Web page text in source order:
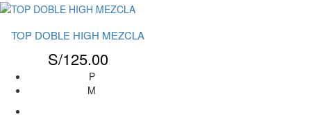
TOP DOBLE HIGH MEZCLA
S/125.00
P
M